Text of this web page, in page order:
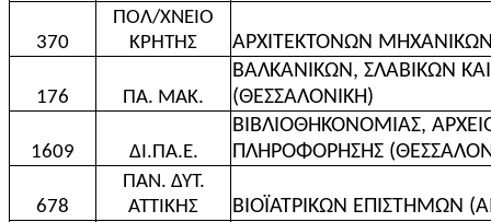
370
ΠΟΛ/ΧΝΕΙΟ
ΚΡΗΤΗΣ
ΑΡΧΙΤΕΚΤΟΝΩΝ
176 ΠΑ. ΜΑΚ.
ΒΑΛΚΑΝΙΚΩΝ, ΣΛΑΒΙΚΩΝ
(ΘΕΣΣΑΛΟΝΙΚΗ)
1609 ΔΙ.ΠΑ.Ε.
ΒΙΒΛΙΟΘΗΚΟΝΟΜΙΑΣ,
ΠΛΗΡΟΦΟΡΗΣΗΣ
678
ΠΑΝ. ΔΥΤ.
ΑΤΤΙΚΗΣ
ΒΙΟΪΑΤΡΙΚΩΝ ΕΠΙΣΤΗΜΩΝ